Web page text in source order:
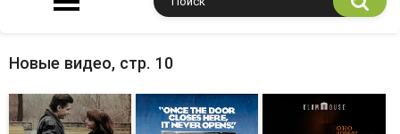
Новые видео, стр. 10